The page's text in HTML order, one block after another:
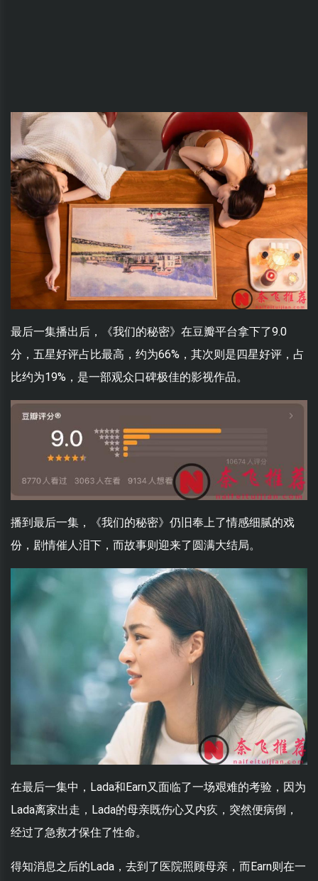
最后一集播出后，《我们的秘密》在豆瓣平台拿下了9.0
分，五星好评占比最高，约为66%，其次则是四星好评，占
比约为19%，是一部观众口碑极佳的影视作品。
播到最后一集，《我们的秘密》仍旧奉上了情感细腻的戏
份，剧情催人泪下，而故事则迎来了圆满大结局。
在最后一集中，Lada和Earn又面临了一场艰难的考验，因为
Lada离家出走，Lada的母亲既伤心又内疚，突然便病倒，
经过了急救才保住了性命。
得知消息之后的Lada，去到了医院照顾母亲，而Earn则在一